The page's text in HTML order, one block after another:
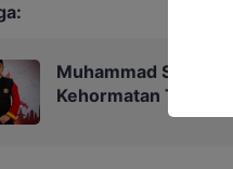
Muhammad Syauqie
Kehormatan Tapak